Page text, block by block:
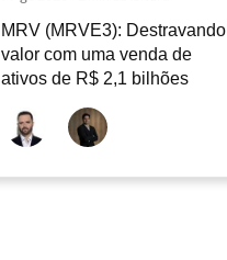
MRV (MRVE3): Destravando
valor com uma venda de
ativos de R$ 2,1 bilhões